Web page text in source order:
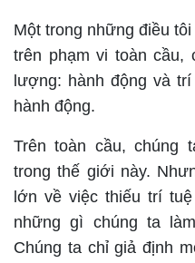
Một trong những điều
trên phạm vi toàn cầu,
lượng: hành động và
hành động.
Trên toàn cầu, chúng
trong thế giới này.
lớn về việc thiếu trí
những gì chúng ta
Chúng ta chỉ giả định